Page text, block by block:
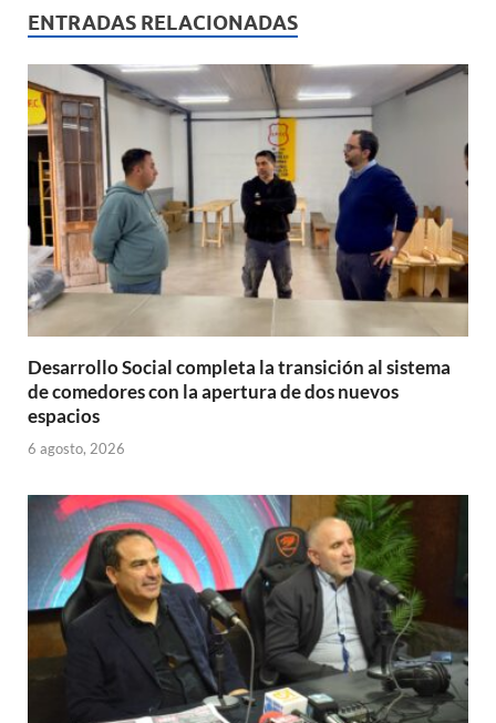
s
A
p
p
b
o
o
p
ar
ti
r
ENTRADAS RELACIONADAS
Desarrollo Social completa la transición al sistema
de comedores con la apertura de dos nuevos
espacios
6 agosto, 2026